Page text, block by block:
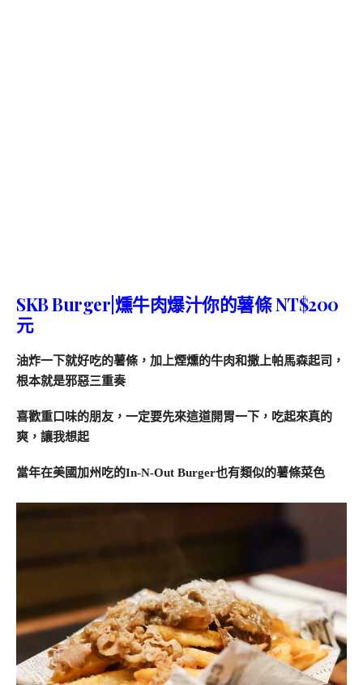
SKB Burger|燻牛肉爆汁你的薯條 NT$200
元
油炸一下就好吃的薯條，加上煙燻的牛肉和撒上帕馬森起司，
根本就是邪惡三重奏
喜歡重口味的朋友，一定要先來這道開胃一下，吃起來真的
爽，讓我想起
當年在美國加州吃的In-N-Out Burger也有類似的薯條菜色